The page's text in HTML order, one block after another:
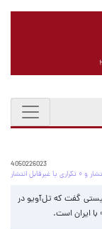
4050226023
رژیم صهیونیستی گفت که تل‌آویو در
ایران است.